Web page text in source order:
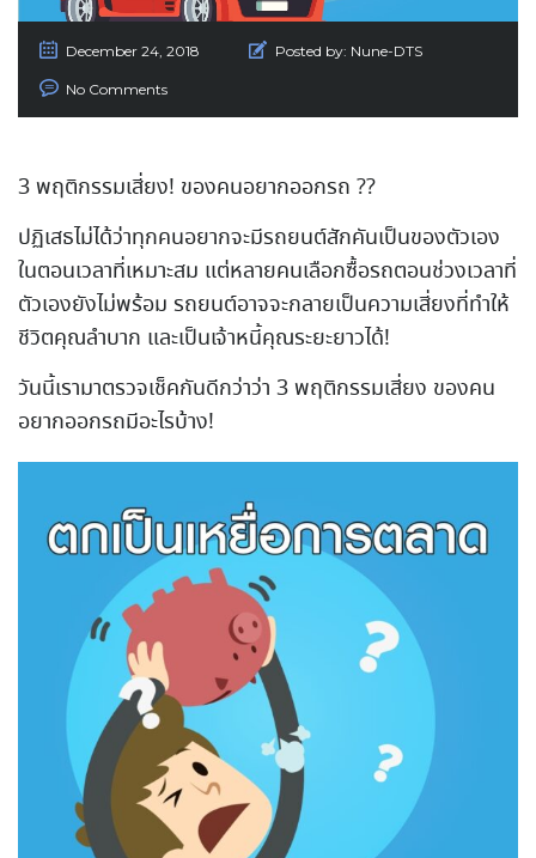
December 24, 2018 Posted by: Nune-DTS
No Comments
3 พฤติกรรมเสี่ยง! ของคนอยากออกรถ ??
ปฏิเสธไม่ได้ว่าทุกคนอยากจะมีรถยนต์สักคันเป็นของตัวเอง
ในตอนเวลาที่เหมาะสม แต่หลายคนเลือกซื้อรถตอนช่วงเวลาที่
ตัวเองยังไม่พร้อม รถยนต์อาจจะกลายเป็นความเสี่ยงที่ทำให้
ชีวิตคุณลำบาก และเป็นเจ้าหนี้คุณระยะยาวได้!
วันนี้เรามาตรวจเช็คกันดีกว่าว่า 3 พฤติกรรมเสี่ยง ของคน
อยากออกรถมีอะไรบ้าง!